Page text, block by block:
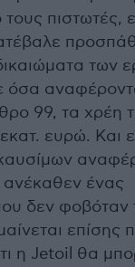
τους πιστωτές,
των
99, τα χρέη
ευρώ. Και
ένας
δεν
επίσης
η Jetoil θα